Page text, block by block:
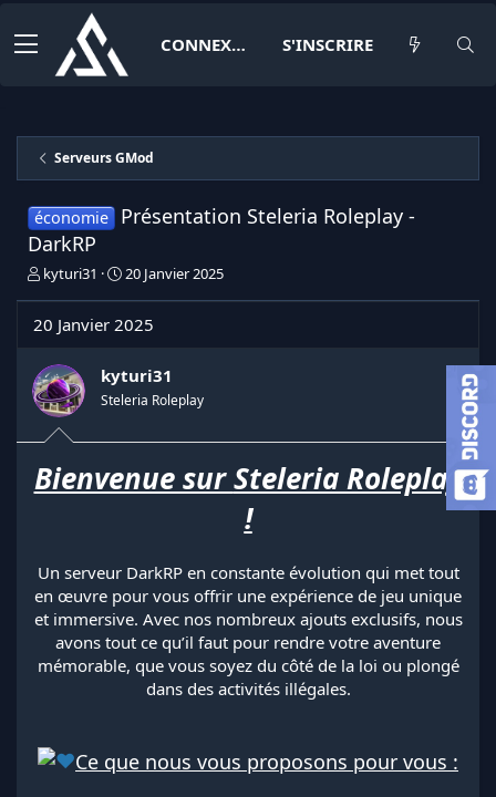
CONNEXION S'INSCRIRE
Serveurs GMod
économie
Présentation Steleria Roleplay -
DarkRP
I
t
a
t
e
u
d
e
s
c
u
s
kyturi31
D
e
e
é
t
20 Janvier 2025
20 Janvier 2025
kyturi31
Steleria Roleplay
Bienvenue surSteleria Roleplay
!
Un serveur DarkRP en constante évolution qui met tout
en œuvre pour vous offrir une expérience de jeu unique
et immersive. Avec nos nombreux ajouts exclusifs, nous
avons tout ce qu’il faut pour rendre votre aventure
mémorable, que vous soyez du côté de la loi ou plongé
dans des activités illégales.
Ce que nous vous proposons pour vous :